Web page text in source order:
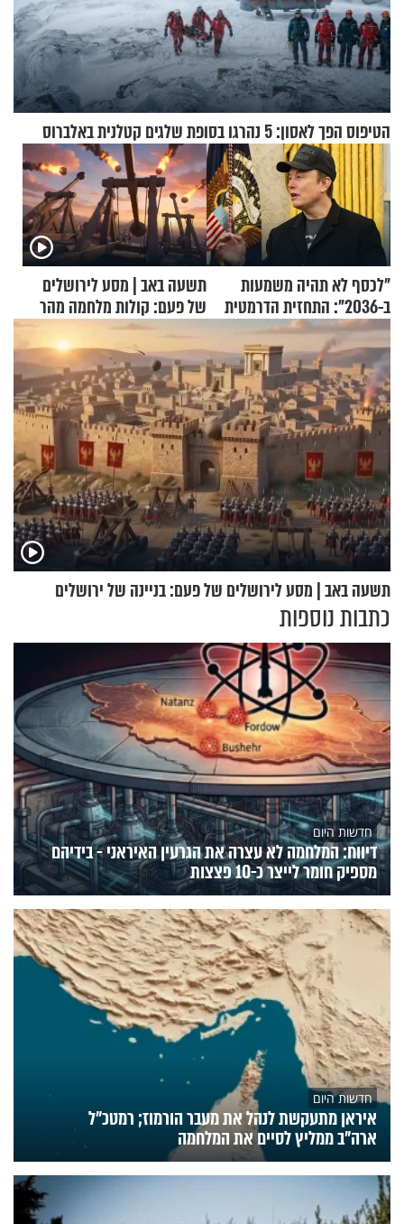
הטיפוס הפך לאסון: 5 נהרגו בסופת שלגים קטלנית באלברוס
"לכסף לא תהיה משמעות
ב-2036": התחזית הדרמטית
של אילון מאסק על עתיד
הכלכלה
תשעה באב | מסע לירושלים
של פעם: קולות מלחמה מהר
הזיתים
תשעה באב | מסע לירושלים של פעם: בניינה של ירושלים
כתבות נוספות
חדשות היום
דיווח: המלחמה לא עצרה את הגרעין האיראני - בידיהם
מספיק חומר לייצר כ-10 פצצות
חדשות היום
איראן מתעקשת לנהל את מעבר הורמוז; רמטכ"ל
ארה"ב ממליץ לסיים את המלחמה